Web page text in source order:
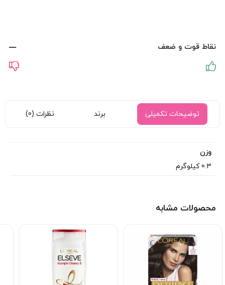
نقاط قوت و ضعف
توضیحات تکمیلی برند نظرات (0)
وزن
0.3 کیلوگرم
محصولات مشابه